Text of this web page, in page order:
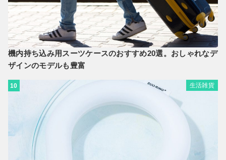
機内持ち込み用スーツケースのおすすめ20選。おしゃれなデ
ザインのモデルも豊富
10 生活雑貨